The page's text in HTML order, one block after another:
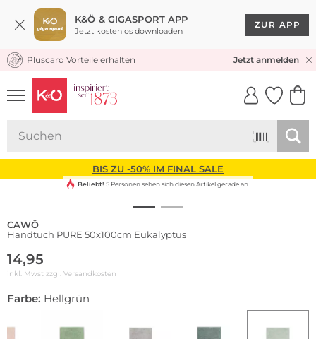
K&Ö & GIGASPORT APP
Jetzt kostenlos downloaden
ZUR APP
KOSTENLOSER VERSAND* & RÜCKVERSAND
Pluscard Vorteile erhalten Jetzt anmelden
UNSERE APP
CLICK &
BIS ZU -50% IM FINAL SALE
Beliebt! 5 Personen sehen sich diesen Artikel gerade an
CAWÖ
Handtuch PURE 50x100cm Eukalyptus
14,95
inkl. Mwst zzgl. Versandkosten
Farbe: Hellgrün